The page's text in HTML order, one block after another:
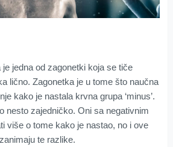
jedna od zagonetki koja se tiče
lično. Zagonetka je u tome što naučna
kako je nastala krvna grupa ‘minus’.
nesto zajedničko. Oni sa negativnim
više o tome kako je nastao, no i ove
te razlike.